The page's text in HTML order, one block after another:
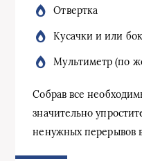
Отвертка
Кусачки и или
Мультиметр (по
Собрав все
значительно
ненужных перерывов